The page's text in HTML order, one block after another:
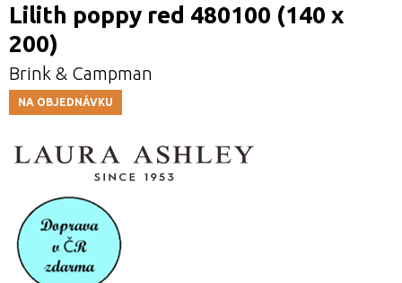
Lilith poppy red 480100 (140 x
200)
Brink & Campman
NA OBJEDNÁVKU